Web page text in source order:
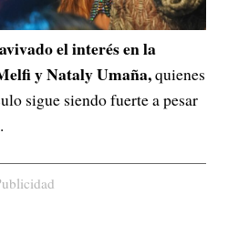
el interés en la
y Nataly Umaña,quienes
sigue siendo fuerte a pesar